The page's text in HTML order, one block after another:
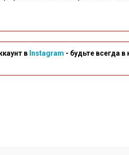
в Instagram - будьте всегда в